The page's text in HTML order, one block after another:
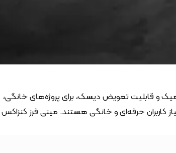
و قابلیت تعویض دیسک، برای پروژه‌های خانگی،
حرفه‌ای و خانگی هستند. مینی فرز کنزاکس